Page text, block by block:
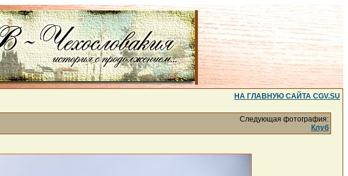
НА ГЛАВНУЮ САЙТА CGV.SU
Следующая фотография:
Клуб